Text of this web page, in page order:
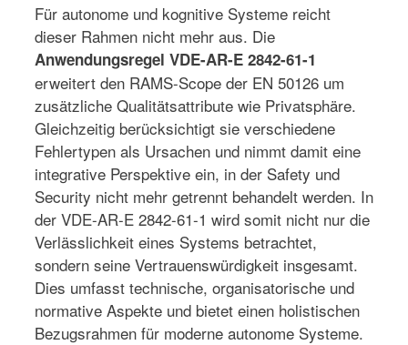
Für autonome und kognitive Systeme reicht
dieser Rahmen nicht mehr aus. Die
Anwendungsregel VDE-AR-E 2842-61-1
erweitert den RAMS-Scope der EN 50126 um
zusätzliche Qualitätsattribute wie Privatsphäre.
Gleichzeitig berücksichtigt sie verschiedene
Fehlertypen als Ursachen und nimmt damit eine
integrative Perspektive ein, in der Safety und
Security nicht mehr getrennt behandelt werden. In
der VDE-AR-E 2842-61-1 wird somit nicht nur die
Verlässlichkeit eines Systems betrachtet,
sondern seine Vertrauenswürdigkeit insgesamt.
Dies umfasst technische, organisatorische und
normative Aspekte und bietet einen holistischen
Bezugsrahmen für moderne autonome Systeme.